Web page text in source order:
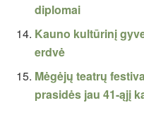
diplomai
Kauno kultūrinį
erdvė
Mėgėjų teatrų
prasidės jau 41-ąjį